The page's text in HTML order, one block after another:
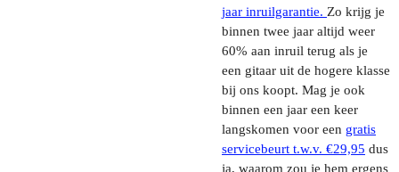
jaar inruilgarantie. Zo krijg je
binnen twee jaar altijd weer
60% aan inruil terug als je
een gitaar uit de hogere klasse
bij ons koopt. Mag je ook
binnen een jaar een keer
langskomen voor een gratis
servicebeurt t.w.v. €29,95 dus
ja, waarom zou je hem ergens